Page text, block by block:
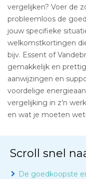
vergelijken? Voer de
probleemloos de
jouw specifieke
welkomstkortingen
bijv. Essent of
gemakkelijk en
aanwijzingen en
voordelige
vergelijking in z’n
en wat je moeten
Scroll snel
De goedkoopste